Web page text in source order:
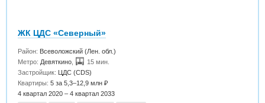
ЖК ЦДС «Северный»
Район: Всеволожский (Лен. обл.)
Метро: Девяткино
15 мин.
Застройщик:
ЦДС (CDS)
Квартиры:5 за 5,3–12,9 млн ₽
4 квартал 2020 – 4 квартал 2033